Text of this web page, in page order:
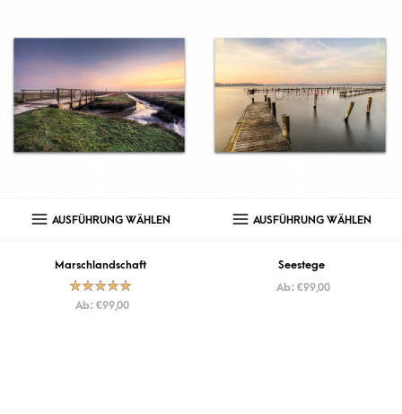
AUSFÜHRUNG WÄHLEN
Marschlandschaft
Bewertet mit
5.00 von
Ab: €99,00
AUSFÜHRUNG WÄHLEN
Seestege
Ab: €99,00